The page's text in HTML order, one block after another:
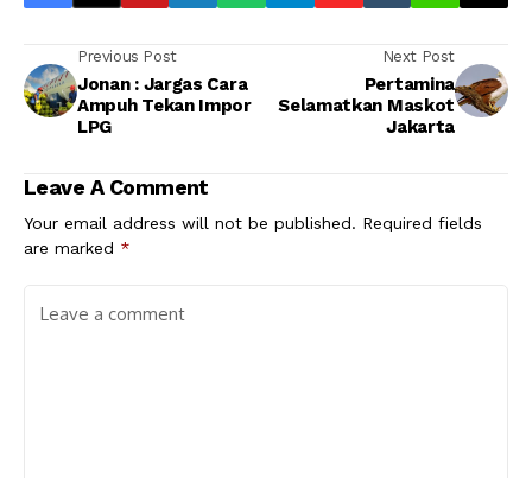
Previous Post
Jonan : Jargas Cara
Ampuh Tekan Impor
LPG
Next Post
Pertamina
Selamatkan Maskot
Jakarta
Leave A Comment
Your email address will not be published. Required fields
are marked *